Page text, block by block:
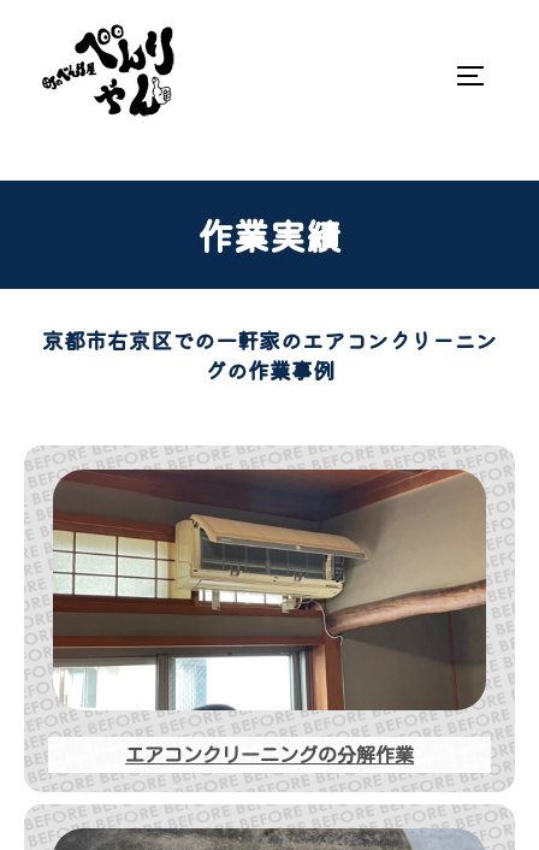
作業実績
京都市右京区での一軒家のエアコンクリーニン
グの作業事例
エアコンクリーニングの分解作業